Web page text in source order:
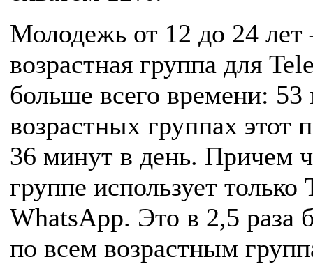
Молодежь от 12 до 24 лет
возрастная группа для
больше всего времени:
возрастных группах этот
36 минут в день. Причем
группе использует
WhatsApp. Это в 2,5 раза
по всем возрастным